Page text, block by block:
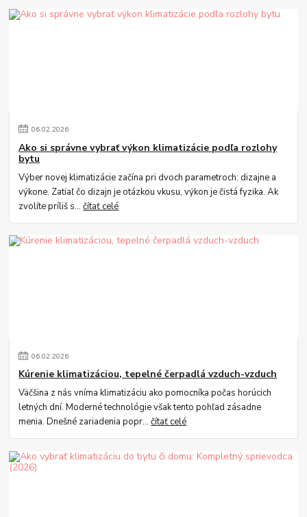
06.02.2026
Ako si správne vybrať výkon klimatizácie podľa rozlohy
bytu
Výber novej klimatizácie začína pri dvoch parametroch: dizajne a
výkone. Zatiaľ čo dizajn je otázkou vkusu, výkon je čistá fyzika. Ak
zvolíte príliš s...čítať celé
06.02.2026
Kúrenie klimatizáciou, tepelné čerpadlá vzduch-vzduch
Väčšina z nás vníma klimatizáciu ako pomocníka počas horúcich
letných dní. Moderné technológie však tento pohľad zásadne
menia. Dnešné zariadenia popr...čítať celé